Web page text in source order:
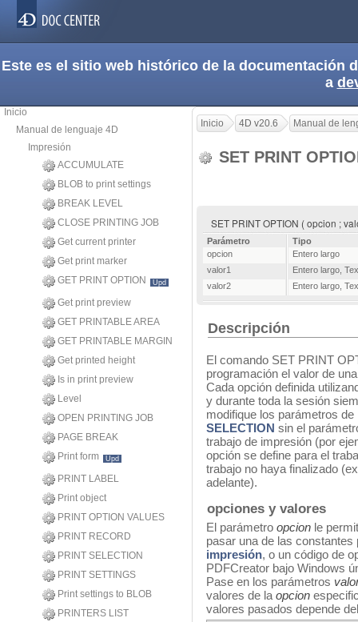
Este es el sitio web histórico de la documentación
a
Inicio
Manual de lenguaje 4D
Impresión
ACCUMULATE
BLOB to print settings
BREAK LEVEL
CLOSE PRINTING JOB
Get current printer
Get print marker
GET PRINT OPTION
Upd
Get print preview
GET PRINTABLE AREA
GET PRINTABLE MARGIN
Get printed height
Is in print preview
Level
OPEN PRINTING JOB
PAGE BREAK
Print form
Upd
PRINT LABEL
Print object
PRINT OPTION VALUES
PRINT RECORD
PRINT SELECTION
PRINT SETTINGS
Print settings to BLOB
PRINTERS LIST
Inicio 4D v20.6 Manual de
SET PRINT
SET PRINT OPTION ( opcion ;
Parámetro
Tipo
opcion
Entero largo
valor1
Entero largo
valor2
Entero largo
Descripción
El comando SET PRINT
programación el valor de
Cada opción definida
y durante toda la sesión
modifique los parámetros de
SELECTION sin el
trabajo de impresión (por
opción se define para el
trabajo no haya finalizado
adelante).
opciones y valores
El parámetro opcion le
pasar una de las
impresión, o un código de
PDFCreator bajo Windows
Pase en los parámetros
valores de laopcion
valores pasados depende